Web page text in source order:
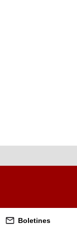
Boletines